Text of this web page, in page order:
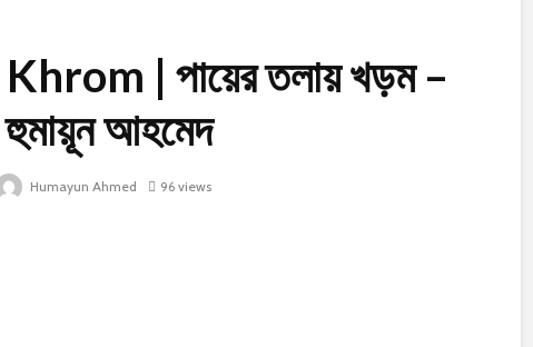
| পায়ের তলায় খড়ম –
হুমায়ূন আহমেদ
Humayun Ahmed 96 views